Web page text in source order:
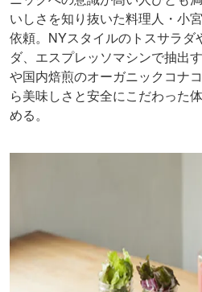
いしさを知り抜いた料理人・小
依頼。NYスタイルのトスサラダ
ダ、エスプレッソマシンで抽出
や国内焙煎のオーガニックコナ
ら美味しさと安全にこだわった
める。